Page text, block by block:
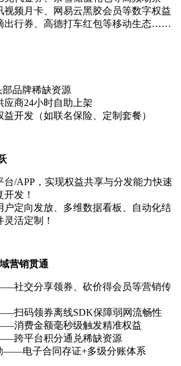
视频月卡、网易云黑胶会员等数字权益
出行券、高德打车红包等移动生态……
部品牌稀缺资源
应商24小时自助上架
开发（如联名保险、定制套餐）
台/APP，实现权益共享与分发能力快速
开发！
户定向发放、多维数据看板、自动化结
活定制！
营销贯通
社交分享领券、砍价得会员等营销传
扫码领券离线SDK保障弱网流畅性
消费金额毫秒级触发精准权益
跨平台积分通兑稀缺资源
——电子合同存证+多级分账体系